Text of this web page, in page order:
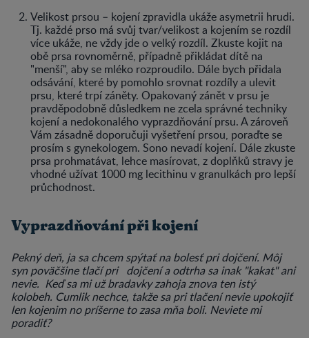
Velikost prsou – kojení zpravidla ukáže asymetrii hrudi.
Tj. každé prso má svůj tvar/velikost a kojením se rozdíl
více ukáže, ne vždy jde o velký rozdíl. Zkuste kojit na
obě prsa rovnoměrně, případně přikládat dítě na
"menší", aby se mléko rozproudilo. Dále bych přidala
odsávání, které by pomohlo srovnat rozdíly a ulevit
prsu, které trpí záněty. Opakovaný zánět v prsu je
pravděpodobně důsledkem ne zcela správné techniky
kojení a nedokonalého vyprazdňování prsu. A zároveň
Vám zásadně doporučuji vyšetření prsou, poraďte se
prosím s gynekologem. Sono nevadí kojení. Dále zkuste
prsa prohmatávat, lehce masírovat, z doplňků stravy je
vhodné užívat 1000 mg lecithinu v granulkách pro lepší
průchodnost.
Vyprazdňování při kojení
Pekný deň, ja sa chcem spýtať na bolesť pri dojčení. Môj
syn poväčšine tlačí pri dojčení a odtrha sa inak "kakat" ani
nevie. Keď sa mi už bradavky zahoja znova ten istý
kolobeh. Cumlik nechce, takže sa pri tlačení nevie upokojiť
len kojenim no príšerne to zasa mňa boli. Neviete mi
poradiť?